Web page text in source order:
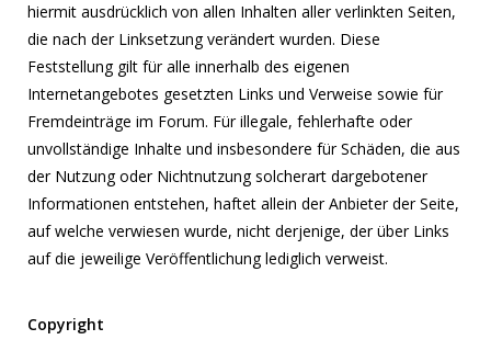
hiermit ausdrücklich von allen Inhalten aller verlinkten Seiten,
die nach der Linksetzung verändert wurden. Diese
Feststellung gilt für alle innerhalb des eigenen
Internetangebotes gesetzten Links und Verweise sowie für
Fremdeinträge im Forum. Für illegale, fehlerhafte oder
unvollständige Inhalte und insbesondere für Schäden, die aus
der Nutzung oder Nichtnutzung solcherart dargebotener
Informationen entstehen, haftet allein der Anbieter der Seite,
auf welche verwiesen wurde, nicht derjenige, der über Links
auf die jeweilige Veröffentlichung lediglich verweist.
Copyright